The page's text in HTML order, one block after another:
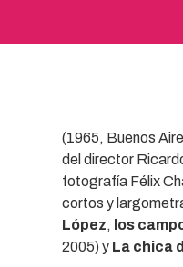
(1965, Buenos
del director
fotografía Félix
cortos y
López, los
2005) y La chica